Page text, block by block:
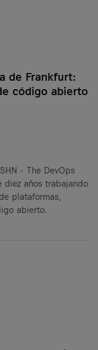
de Frankfurt:
código abierto
- The DevOps
diez años trabajando
plataformas,
abierto.